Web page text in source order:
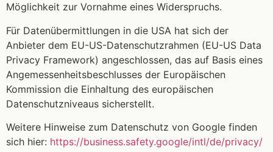
Möglichkeit zur Vornahme eines Widerspruchs.
Für Datenübermittlungen in die USA hat sich der
Anbieter dem EU-US-Datenschutzrahmen (EU-US Data
Privacy Framework) angeschlossen, das auf Basis eines
Angemessenheitsbeschlusses der Europäischen
Kommission die Einhaltung des europäischen
Datenschutzniveaus sicherstellt.
Weitere Hinweise zum Datenschutz von Google finden
sich hier: https://business.safety.google/intl/de/privacy/